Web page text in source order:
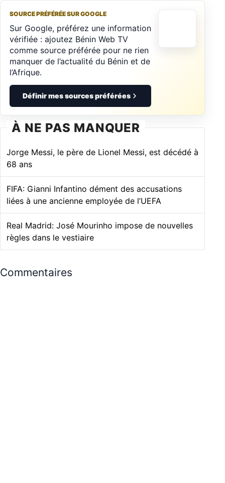
SOURCE PRÉFÉRÉE SUR GOOGLE
Sur Google, préférez une information
vérifiée : ajoutez Bénin Web TV
comme source préférée pour ne rien
manquer de l’actualité du Bénin et de
l’Afrique.
Définir mes sources préférées
À NE PAS MANQUER
Jorge Messi, le père de Lionel Messi, est décédé à
68 ans
FIFA: Gianni Infantino dément des accusations
liées à une ancienne employée de l’UEFA
Real Madrid: José Mourinho impose de nouvelles
règles dans le vestiaire
Commentaires